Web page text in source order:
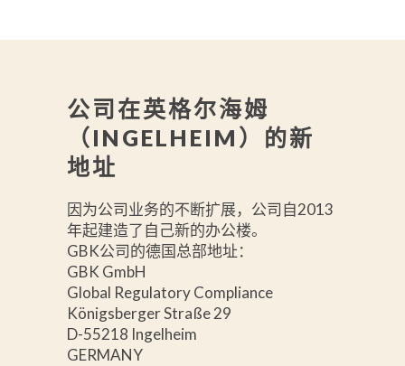
公司在英格尔海姆
（INGELHEIM）的新
地址
因为公司业务的不断扩展，公司自2013
年起建造了自己新的办公楼。
GBK公司的德国总部地址：
GBK GmbH
Global Regulatory Compliance
Königsberger Straße 29
D-55218 Ingelheim
GERMANY